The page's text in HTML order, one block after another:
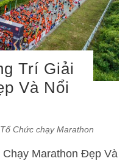
Trí Giải
Và Nổi
Tổ Chức chạy Marathon
Marathon Đẹp Và